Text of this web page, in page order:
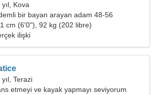
Kova
bir bayan arayan adam 48-56
cm (6'0"), 92 kg (202 libre)
ilişki
yıl, Terazi
etmeyi ve kayak yapmayı seviyorum